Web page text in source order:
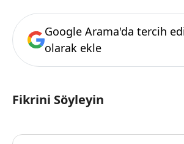
Google Arama'da tercih
olarak ekle
Fikrini Söyleyin